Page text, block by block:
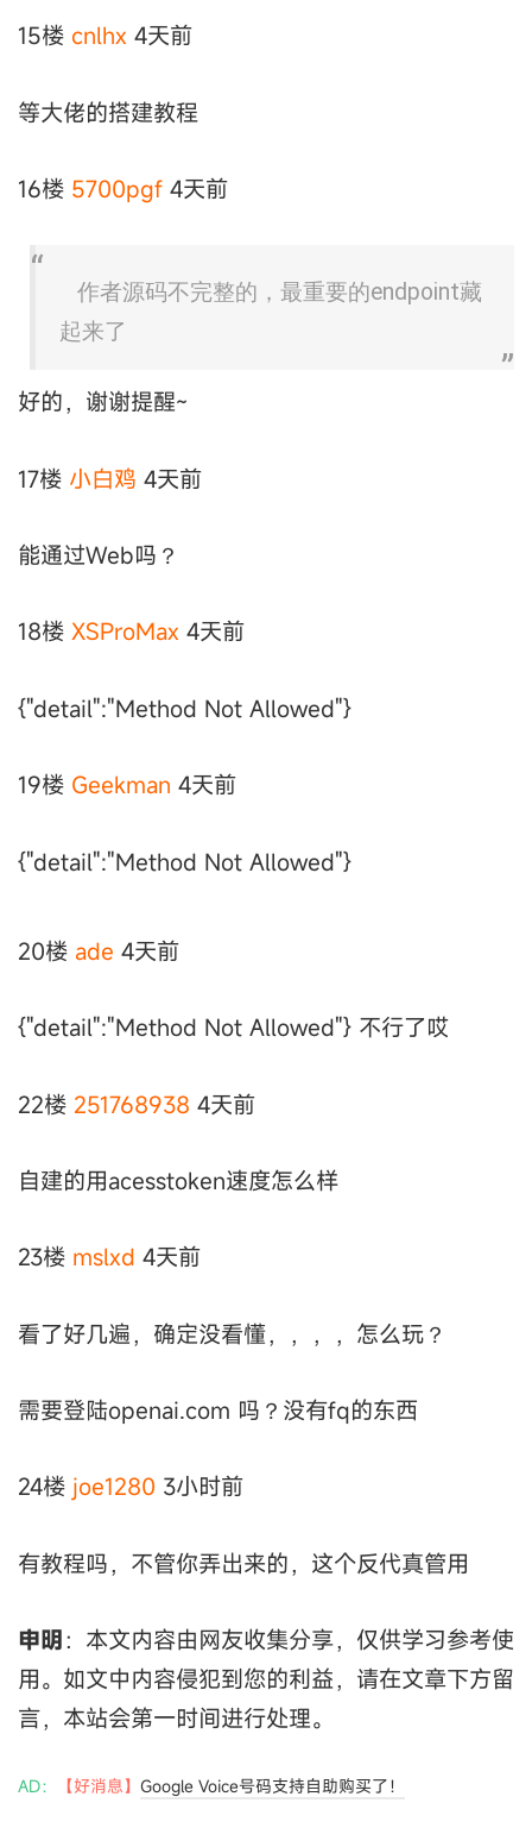
15楼 cnlhx 4天前
等大佬的搭建教程
16楼 5700pgf 4天前
作者源码不完整的，最重要的endpoint藏
起来了
好的，谢谢提醒~
17楼 小白鸡 4天前
能通过Web吗？
18楼 XSProMax 4天前
{"detail":"Method Not Allowed"}
19楼 Geekman 4天前
{"detail":"Method Not Allowed"}
20楼 ade 4天前
{"detail":"Method Not Allowed"} 不行了哎
22楼 251768938 4天前
自建的用acesstoken速度怎么样
23楼 mslxd 4天前
看了好几遍，确定没看懂，，，，怎么玩？
需要登陆openai.com 吗？没有fq的东西
24楼 joe1280 3小时前
有教程吗，不管你弄出来的，这个反代真管用
申明：本文内容由网友收集分享，仅供学习参考使
用。如文中内容侵犯到您的利益，请在文章下方留
言，本站会第一时间进行处理。
AD： 【好消息】 Google Voice号码支持自助购买了！